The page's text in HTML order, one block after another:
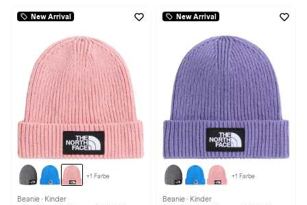
New Arrival
+1 Farbe
Beanie · Kinder
New Arrival
+1 Farbe
Beanie · Kinder